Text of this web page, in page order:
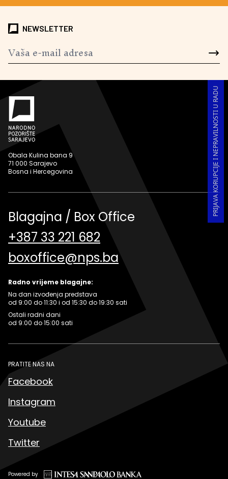
NEWSLETTER
PRIJAVA KORUPCIJE I NEPRAVILNOSTI U RADU
Obala Kulina bana 9
71 000 Sarajevo
Bosna i Hercegovina
Blagajna / Box Office
+387 33 221 682
boxoffice@nps.ba
Radno vrijeme blagajne:
Na dan izvođenja predstava
od 9:00 do 11:30 i od 15:30 do 19:30 sati
Ostali radni dani
od 9:00 do 15:00 sati
PRATITE NAS NA
Facebook
Instagram
Youtube
Twitter
Powered by